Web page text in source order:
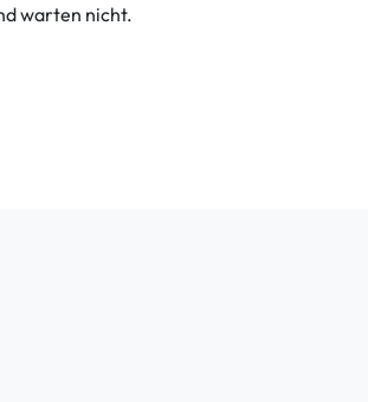
warten nicht.